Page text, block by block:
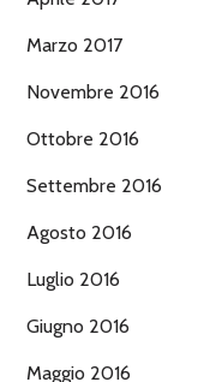
Marzo 2017
Novembre 2016
Ottobre 2016
Settembre 2016
Agosto 2016
Luglio 2016
Giugno 2016
Maggio 2016